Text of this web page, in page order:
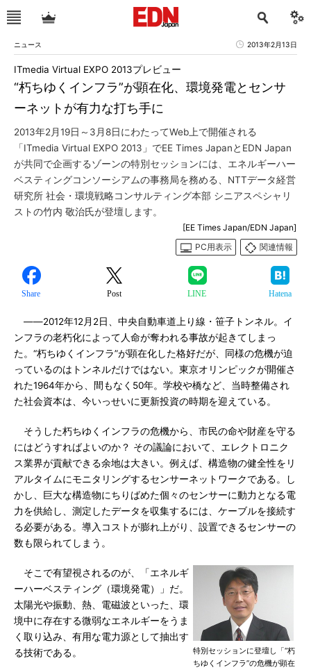
ニュース 2013年2月13日
“朽ちゆくインフラ”が顕在化、環境発電とセンサ
ーネットが有力な打ち手に
ITmedia Virtual EXPO 2013プレビュー
2013年2月19日～3月8日にわたってWeb上で開催される
「ITmedia Virtual EXPO 2013」でEE Times JapanとEDN Japan
が共同で企画するゾーンの特別セッションには、エネルギーハー
ベスティングコンソーシアムの事務局を務める、NTTデータ経営
研究所 社会・環境戦略コンサルティング本部 シニアスペシャリ
ストの竹内 敬治氏が登壇します。
[EE Times Japan/EDN Japan]
PC用表示
関連情報
Share Post LINE Hatena
――2012年12月2日、中央自動車道上り線・笹子トンネル。イ
ンフラの老朽化によって人命が奪われる事故が起きてしまっ
た。“朽ちゆくインフラ”が顕在化した格好だが、同様の危機が迫
っているのはトンネルだけではない。東京オリンピックが開催さ
れた1964年から、間もなく50年。学校や橋など、当時整備され
た社会資本は、今いっせいに更新投資の時期を迎えている。
そうした朽ちゆくインフラの危機から、市民の命や財産を守る
にはどうすればよいのか？ その議論において、エレクトロニク
ス業界が貢献できる余地は大きい。例えば、構造物の健全性をリ
アルタイムにモニタリングするセンサーネットワークである。し
かし、巨大な構造物にちりばめた個々のセンサーに動力となる電
力を供給し、測定したデータを収集するには、ケーブルを接続す
る必要がある。導入コストが膨れ上がり、設置できるセンサーの
数も限られてしまう。
特別セッションに登壇し「“朽
ちゆくインフラ”の危機が顕在
そこで有望視されるのが、「エネルギ
ーハーベスティング（環境発電）」だ。
太陽光や振動、熱、電磁波といった、環
境中に存在する微弱なエネルギーをうま
く取り込み、有用な電力源として抽出す
る技術である。